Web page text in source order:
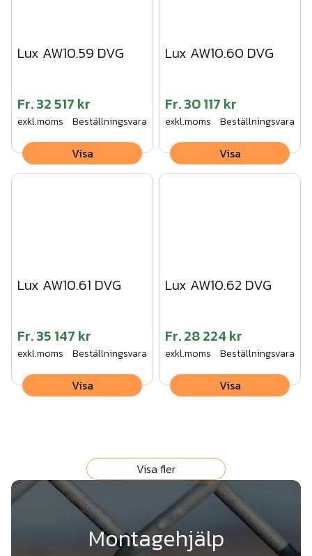
Lux AW10.59 DVG
Fr.32 517 kr
exkl.moms Beställningsvara
Visa
Lux AW10.60 DVG
Fr.30 117 kr
exkl.moms Beställningsvara
Visa
Lux AW10.61 DVG
Fr.35 147 kr
exkl.moms Beställningsvara
Visa
Lux AW10.62 DVG
Fr.28 224 kr
exkl.moms Beställningsvara
Visa
Visa fler
Montagehjälp